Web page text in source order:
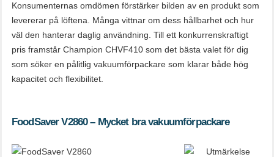
Konsumenternas omdömen förstärker bilden av en produkt som
levererar på löftena. Många vittnar om dess hållbarhet och hur
väl den hanterar daglig användning. Till ett konkurrenskraftigt
pris framstår Champion CHVF410 som det bästa valet för dig
som söker en pålitlig vakuumförpackare som klarar både hög
kapacitet och flexibilitet.
FoodSaver V2860 – Mycket bra vakuumförpackare